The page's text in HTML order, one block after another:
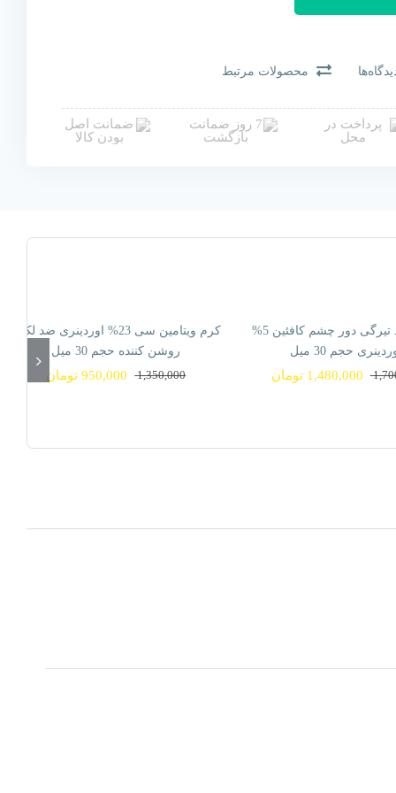
محصولات مرتبط
سرم ضد تیرگی دور چشم کافئین 5%
حجم 30 میل
1,480,000 تومان
موجود نیست!
کرم ویتامین سی 23% اوردینری ضد لک و
روشن کننده حجم 30 میل
1,350,000
قیمت
950,000 تومان
قیمت